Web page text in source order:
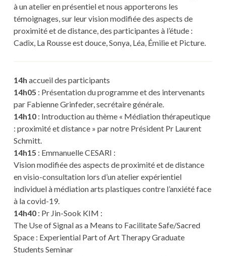
à un atelier en présentiel et nous apporterons les
témoignages, sur leur vision modifiée des aspects de
proximité et de distance, des participantes à l’étude :
Cadix, La Rousse est douce, Sonya, Léa, Émilie et Picture.
14h accueil des participants
14h05 : Présentation du programme et des intervenants
par Fabienne Grinfeder, secrétaire générale.
14h10: Introduction au thème « Médiation thérapeutique
: proximité et distance » par notre Président Pr Laurent
Schmitt.
14h15 : Emmanuelle CESARI :
Vision modifiée des aspects de proximité et de distance
en visio-consultation lors d’un atelier expérientiel
individuel à médiation arts plastiques contre l’anxiété face
à la covid-19.
14h40: Pr Jin-Sook KIM :
The Use of Signal as a Means to Facilitate Safe/Sacred
Space : Experiential Part of Art Therapy Graduate
Students Seminar